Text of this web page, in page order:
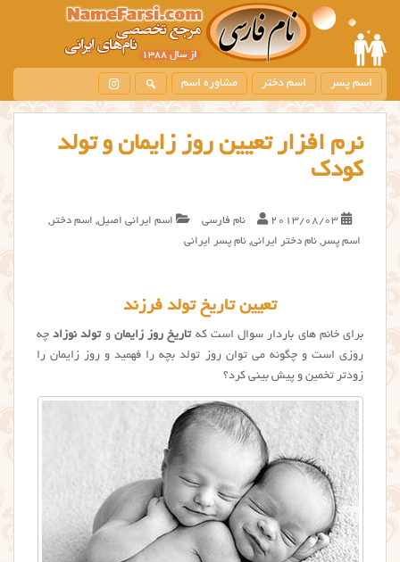
m
i
c
n
t
اسم پسر اسم دختر مشاوره اسم
نرم افزار تعیین روز زایمان و تولد
کودک
2013/08/03 نام فارسی اسم ایرانی اصیل, اسم دختر ,
اسم پسر , نام دختر ایرانی, نام پسر ایرانی
تعیین تاریخ تولد فرزند
برای خانم های باردار سوال است کهتاریخ روز زایمان وتولد نوزادچه
روزی است و چگونه می توان روز تولد بچه را فهمید و روز زایمان را
زودتر تخمین و پیش بینی کرد؟